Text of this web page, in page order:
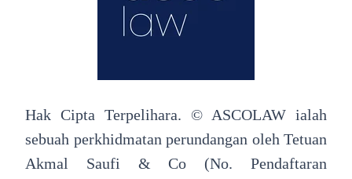
Hak Cipta Terpelihara. © ASCOLAW ialah
sebuah perkhidmatan perundangan oleh Tetuan
Akmal Saufi & Co (No. Pendaftaran